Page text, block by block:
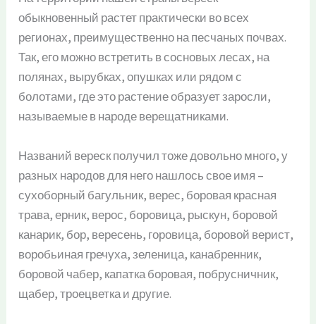
обыкновенный растет практически во всех
регионах, преимущественно на песчаных почвах.
Так, его можно встретить в сосновых лесах, на
полянах, вырубках, опушках или рядом с
болотами, где это растение образует заросли,
называемые в народе верещатниками.
Названий вереск получил тоже довольно много, у
разных народов для него нашлось свое имя –
сухоборный багульник, верес, боровая красная
трава, ерник, верос, боровица, рыскун, боровой
канарик, бор, вересень, горовица, боровой верист,
воробьиная гречуха, зеленица, канабренник,
боровой чабер, капатка боровая, побрусничник,
щабер, троецветка и другие.